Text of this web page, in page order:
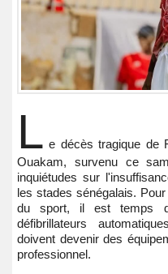
L e décès tragique de
Ouakam, survenu ce
inquiétudes sur
les stades sénégalais.
du sport, il est temps
défibrillateurs
doivent devenir des
professionnel.